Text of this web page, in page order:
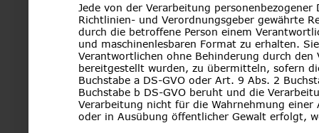
Jede von der Verarbeitung
Richtlinien- und Verordnungsgeber gewährte
durch die betroffene Person einem
und maschinenlesbaren Format zu erhalten.
Verantwortlichen ohne Behinderung durch
bereitgestellt wurden, zu übermitteln, sofern
Buchstabe a DS-GVO oder Art. 9 Abs. 2
Buchstabe b DS-GVO beruht und die
Verarbeitung nicht für die Wahrnehmung
oder in Ausübung öffentlicher Gewalt erfolgt,